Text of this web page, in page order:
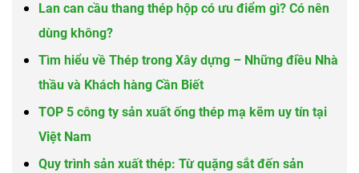
Lan can cầu thang thép hộp có ưu điểm gì? Có nên
dùng không?
Tìm hiểu về Thép trong Xây dựng – Những điều Nhà
thầu và Khách hàng Cần Biết
TOP 5 công ty sản xuất ống thép mạ kẽm uy tín tại
Việt Nam
Quy trình sản xuất thép: Từ quặng sắt đến sản